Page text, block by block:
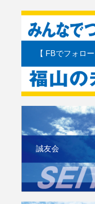
【 FBでフォロー
誠友会